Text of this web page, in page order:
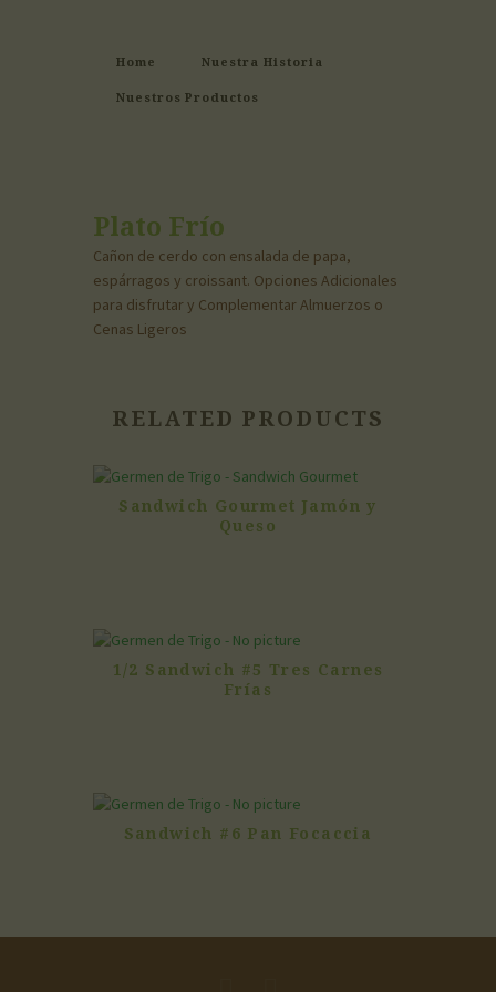
Home Nuestra Historia
Nuestros Productos
Plato Frío
Cañon de cerdo con ensalada de papa,
espárragos y croissant. Opciones Adicionales
para disfrutar y Complementar Almuerzos o
Cenas Ligeros
RELATED PRODUCTS
Sandwich Gourmet Jamón y
Queso
1/2 Sandwich #5 Tres Carnes
Frías
Sandwich #6 Pan Focaccia